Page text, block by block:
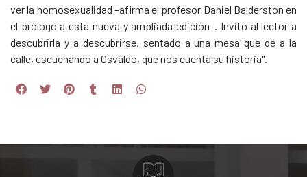
ver la homosexualidad –afirma el profesor Daniel Balderston en
el prólogo a esta nueva y ampliada edición–. Invito al lector a
descubrirla y a descubrirse, sentado a una mesa que dé a la
calle, escuchando a Osvaldo, que nos cuenta su historia".